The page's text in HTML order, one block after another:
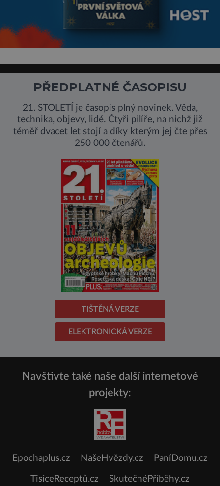
PŘEDPLATNÉ ČASOPISU
21. STOLETÍ je časopis plný novinek. Věda,
technika, objevy, lidé. Čtyři pilíře, na nichž již
téměř dvacet let stojí a díky kterým jej čte přes
250 000 čtenářů.
TIŠTĚNÁ VERZE
ELEKTRONICKÁ VERZE
Navštivte také naše další internetové
projekty:
Epochaplus.cz NašeHvězdy.cz PaníDomu.cz
TisíceReceptů.cz SkutečnéPříběhy.cz